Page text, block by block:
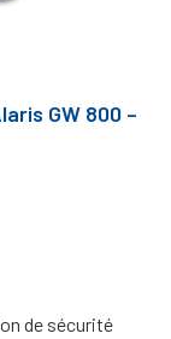
GW 800 –
de sécurité